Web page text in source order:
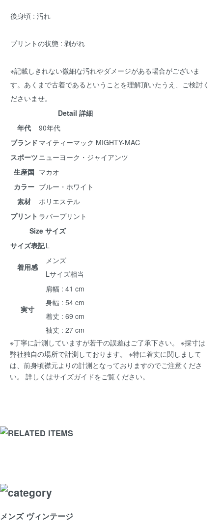
後身頃 : 汚れ
プリントの状態 : 剥がれ
※記載しきれない微細な汚れやダメージがある場合がございま
す。あくまで古着であるということを理解頂いたうえ、ご検討く
ださいませ。
Detail 詳細
年代
90年代
ブランド マイティーマック MIGHTY-MAC
スポーツ ニューヨーク・ジャイアンツ
生産国 マカオ
カラー ブルー・ホワイト
素材
ポリエステル
プリント ラバープリント
Size サイズ
サイズ表記L
着用感
メンズ
Lサイズ相当
実寸
肩幅 : 41 cm
身幅 : 54 cm
着丈 : 69 cm
袖丈 : 27 cm
※丁寧に計測していますが若干の誤差はご了承下さい。 ※採寸は
弊社独自の場所で計測しております。 ※特に着丈に関しまして
は、前身頃襟元よりの計測となっておりますのでご注意くださ
い。 詳しくはサイズガイドをご覧ください。
メンズ ヴィンテージ